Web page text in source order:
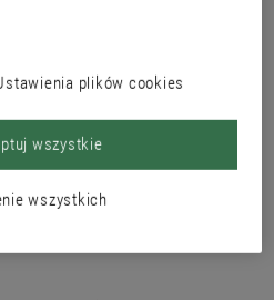
plików cookies
wszystkich
wszystkie